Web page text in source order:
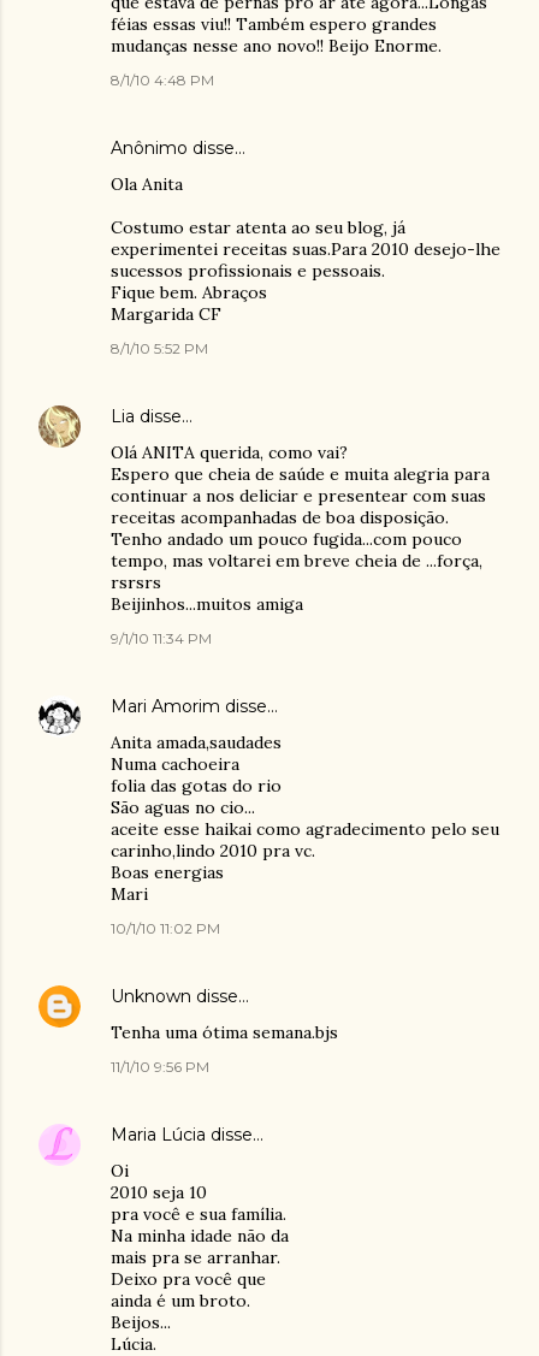
féias essas viu!! Também espero grandes
mudanças nesse ano novo!! Beijo Enorme.
8/1/10 4:48 PM
Anônimo disse…
Ola Anita
Costumo estar atenta ao seu blog, já
experimentei receitas suas.Para 2010 desejo-lhe
sucessos profissionais e pessoais.
Fique bem. Abraços
Margarida CF
8/1/10 5:52 PM
Lia disse…
Olá ANITA querida, como vai?
Espero que cheia de saúde e muita alegria para
continuar a nos deliciar e presentear com suas
receitas acompanhadas de boa disposição.
Tenho andado um pouco fugida...com pouco
tempo, mas voltarei em breve cheia de ...força,
rsrsrs
Beijinhos...muitos amiga
9/1/10 11:34 PM
Mari Amorim disse…
Anita amada,saudades
Numa cachoeira
folia das gotas do rio
São aguas no cio...
aceite esse haikai como agradecimento pelo seu
carinho,lindo 2010 pra vc.
Boas energias
Mari
10/1/10 11:02 PM
Unknown disse…
Tenha uma ótima semana.bjs
11/1/10 9:56 PM
Maria Lúcia disse…
Oi
2010 seja 10
pra você e sua família.
Na minha idade não da
mais pra se arranhar.
Deixo pra você que
ainda é um broto.
Beijos...
Lúcia.